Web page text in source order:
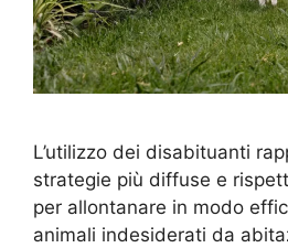
L’utilizzo dei disabituanti
strategie più diffuse e
per allontanare in modo
animali indesiderati da